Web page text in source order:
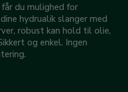
du mulighed for
hydrualik slanger med
robust kan hold til olie,
og enkel. Ingen